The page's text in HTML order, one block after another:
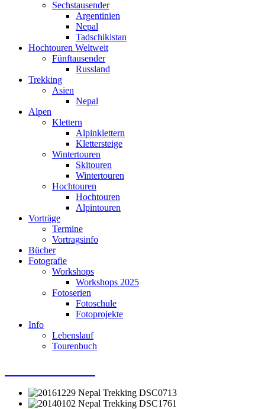
Sechstausender
Argentinien
Nepal
Tadschikistan
Hochtouren Weltweit
Fünftausender
Russland
Trekking
Asien
Nepal
Alpen
Klettern
Alpinklettern
Klettersteige
Wintertouren
Skitouren
Wintertouren
Hochtouren
Hochtouren
Alpintouren
Vorträge
Termine
Vortragsinfo
Bücher
Fotografie
Workshops
Workshops 2025
Fotoserien
Fotoschule
Fotoprojekte
Info
Lebenslauf
Tourenbuch